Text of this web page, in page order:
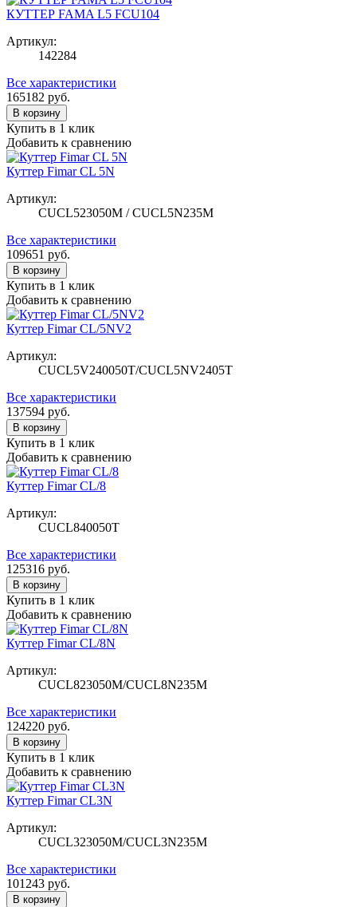
КУТТЕР FAMA L5 FCU104
Артикул:
142284
Все характеристики
165182 руб.
В корзину
Купить в 1 клик
Добавить к сравнению
Куттер Fimar CL 5N
Артикул:
CUCL523050M / CUCL5N235M
Все характеристики
109651 руб.
В корзину
Купить в 1 клик
Добавить к сравнению
Куттер Fimar CL/5NV2
Артикул:
CUCL5V240050T/CUCL5NV2405T
Все характеристики
137594 руб.
В корзину
Купить в 1 клик
Добавить к сравнению
Куттер Fimar CL/8
Артикул:
CUCL840050T
Все характеристики
125316 руб.
В корзину
Купить в 1 клик
Добавить к сравнению
Куттер Fimar CL/8N
Артикул:
CUCL823050M/CUCL8N235M
Все характеристики
124220 руб.
В корзину
Купить в 1 клик
Добавить к сравнению
Куттер Fimar CL3N
Артикул:
CUCL323050M/CUCL3N235M
Все характеристики
101243 руб.
В корзину